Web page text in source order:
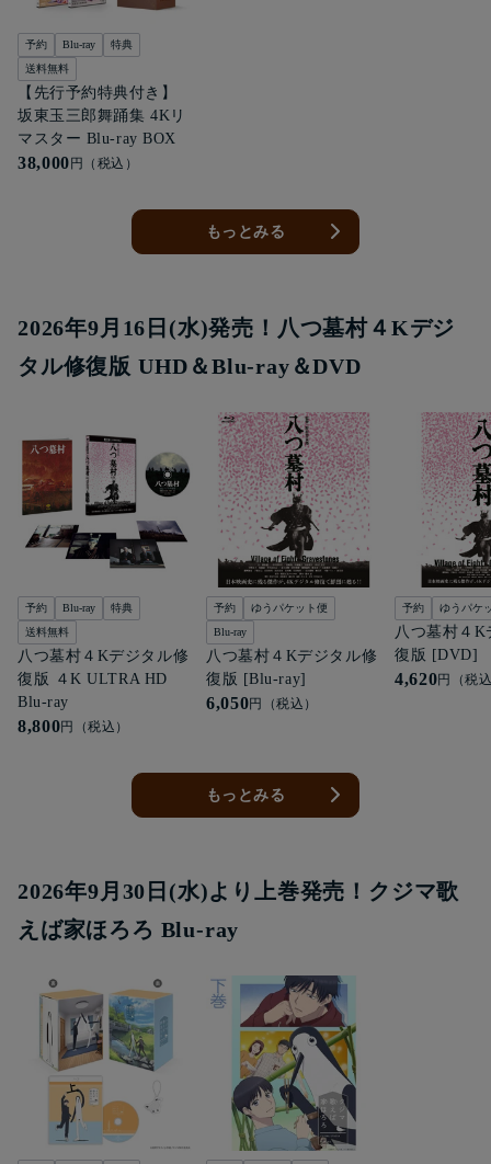
予約 Blu-ray
特典
送料無料
【先行予約特典付き】
坂東玉三郎舞踊集 4Kリ
マスター Blu-ray BOX
38,000円（税込）
もっとみる
2026年9月16日(水)発売！八つ墓村４Kデジ
タル修復版 UHD＆Blu-ray＆DVD
予約 Blu-ray
特典
送料無料
八つ墓村４Kデジタル修
復版 ４K ULTRA HD
Blu-ray
8,800円（税込）
予約
ゆうパケット便
Blu-ray
八つ墓村４Kデジタル修
復版 [Blu-ray]
6,050円（税込）
予約 ゆうパケ
八つ墓村４K
復版 [DVD]
4,620円（税
もっとみる
2026年9月30日(水)より上巻発売！クジマ歌
えば家ほろろ Blu-ray